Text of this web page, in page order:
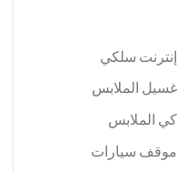
إنترنت سلكي
غسيل الملابس
كي الملابس
موقف سيارات